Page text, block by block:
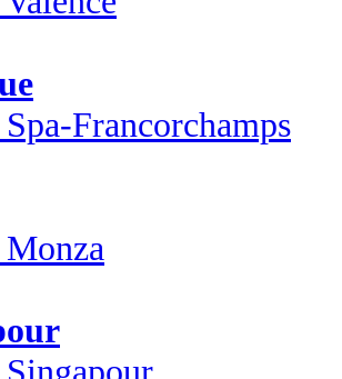
Francorchamps